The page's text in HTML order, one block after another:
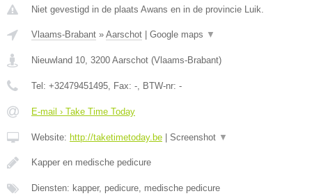
Niet gevestigd in de plaats Awans en in de provincie Luik.
Vlaams-Brabant » Aarschot Google maps ▼
Nieuwland 10, 3200 Aarschot (Vlaams-Brabant)
Tel: +32479451495, Fax: -, BTW-nr: -
E-mail › Take Time Today
Website: http://taketimetoday.be Screenshot ▼
Kapper en medische pedicure
Diensten: kapper, pedicure, medische pedicure